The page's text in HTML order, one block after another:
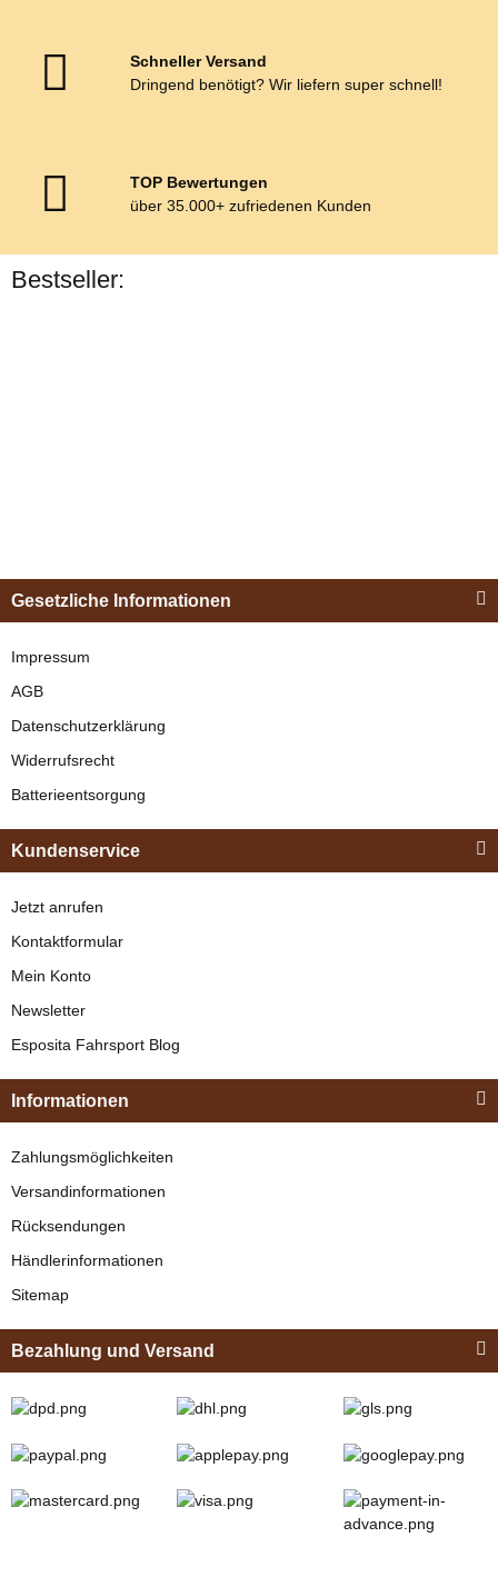
Schneller Versand
Dringend benötigt? Wir liefern super schnell!
TOP Bewertungen
über 35.000+ zufriedenen Kunden
Bestseller:
"Shettyglück"
"Shettyglück"
Braun
329,00 €*
Zilco
Zilco Sicherheits-
Gesetzliche Informationen
Impressum
AGB
Datenschutzerklärung
Widerrufsrecht
Batterieentsorgung
Kundenservice
Jetzt anrufen
Kontaktformular
Mein Konto
Newsletter
Esposita Fahrsport Blog
Informationen
Zahlungsmöglichkeiten
Versandinformationen
Rücksendungen
Händlerinformationen
Sitemap
Bezahlung und Versand